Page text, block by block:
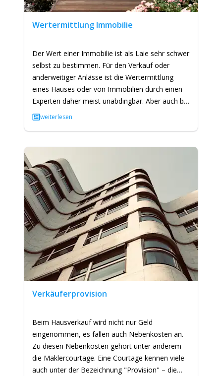
Wertermittlung Immobilie
Der Wert einer Immobilie ist als Laie sehr schwer
selbst zu bestimmen. Für den Verkauf oder
anderweitiger Anlässe ist die Wertermittlung
eines Hauses oder von Immobilien durch einen
Experten daher meist unabdingbar. Aber auch bei
der Wertermittlung…
weiterlesen
Verkäuferprovision
Beim Hausverkauf wird nicht nur Geld
eingenommen, es fallen auch Nebenkosten an.
Zu diesen Nebenkosten gehört unter anderem
die Maklercourtage. Eine Courtage kennen viele
auch unter der Bezeichnung "Provision" – die